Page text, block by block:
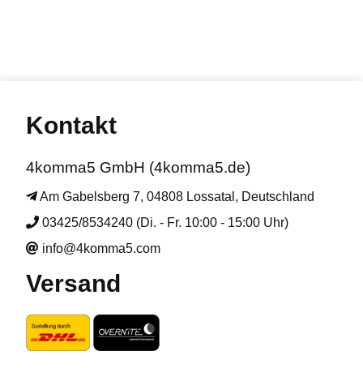
Kontakt
4komma5 GmbH (4komma5.de)
Am Gabelsberg 7, 04808 Lossatal, Deutschland
03425/8534240 (Di. - Fr. 10:00 - 15:00 Uhr)
info@4komma5.com
Versand